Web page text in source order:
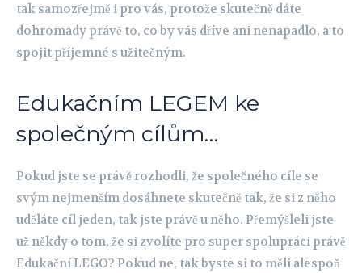
tak samozřejmě i pro vás, protože skutečně dáte
dohromady právě to, co by vás dříve ani nenapadlo, a to
spojit příjemné s užitečným.
Edukačním LEGEM ke
společným cílům…
Pokud jste se právě rozhodli, že společného cíle se
svým nejmenším dosáhnete skutečně tak, že si z něho
uděláte cíl jeden, tak jste právě u něho. Přemýšleli jste
už někdy o tom, že si zvolíte pro super spolupráci právě
Edukační LEGO? Pokud ne, tak byste si to měli alespoň